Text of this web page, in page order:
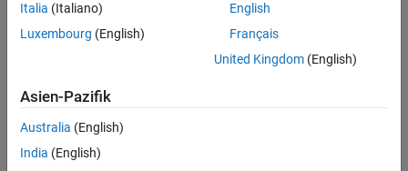
Italia (Italiano)
Luxembourg (English)
English
Français
United Kingdom(English)
Asien-Pazifik
Australia (English)
India (English)